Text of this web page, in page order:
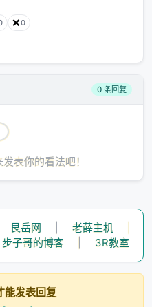
。
核技巧。
二次多项式空间——类似
堆叠多层之后，维度呈指
❌0
0 条回复
表你的看法吧！
艮岳网 老薛主机
步子哥的博客 3R教室
能发表回复